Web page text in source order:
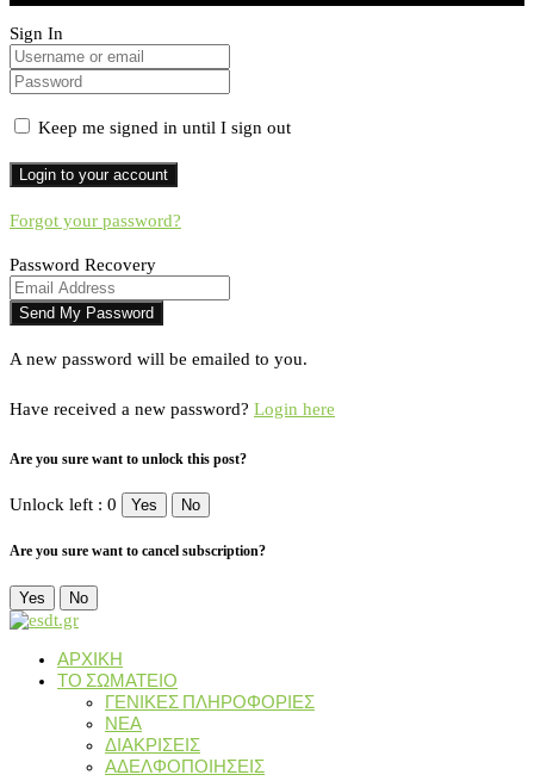
Sign In
Keep me signed in until I sign out
Forgot your password?
Password Recovery
A new password will be emailed to you.
Have received a new password? Login here
Are you sure want to unlock this post?
Unlock left : 0 Yes No
Are you sure want to cancel subscription?
Yes No
ΑΡΧΙΚΗ
ΤΟ ΣΩΜΑΤΕΙΟ
ΓΕΝΙΚΕΣ ΠΛΗΡΟΦΟΡΙΕΣ
ΝΕΑ
ΔΙΑΚΡΙΣΕΙΣ
ΑΔΕΛΦΟΠΟΙΗΣΕΙΣ